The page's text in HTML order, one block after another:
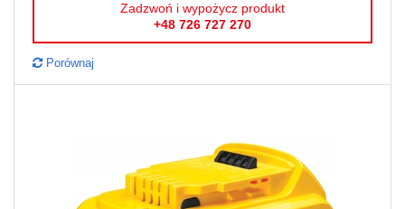
Zadzwoń i wypożycz produkt
+48 726 727 270
Porównaj